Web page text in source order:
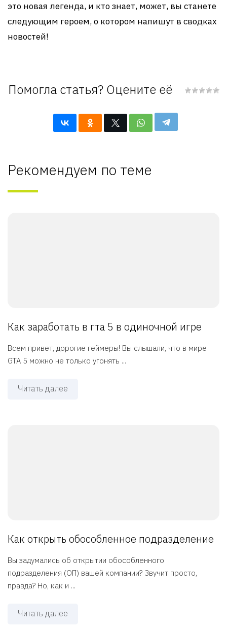
это новая легенда, и кто знает, может, вы станете
следующим героем, о котором напишут в сводках
новостей!
Помогла статья? Оцените её
Рекомендуем по теме
Как заработать в гта 5 в одиночной игре
Всем привет, дорогие геймеры! Вы слышали, что в мире
GTA 5 можно не только угонять ...
Читать далее
Как открыть обособленное подразделение
Вы задумались об открытии обособленного
подразделения (ОП) вашей компании? Звучит просто,
правда? Но, как и ...
Читать далее